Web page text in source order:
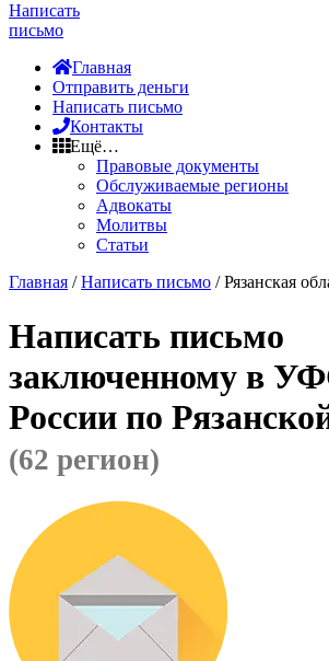
Написать
письмо
Главная
Отправить деньги
Написать письмо
Контакты
Ещё…
Правовые документы
Обслуживаемые регионы
Адвокаты
Молитвы
Статьи
Главная /Написать письмо / Рязанская
Написать письмо
заключенному в
России по
(62 регион)